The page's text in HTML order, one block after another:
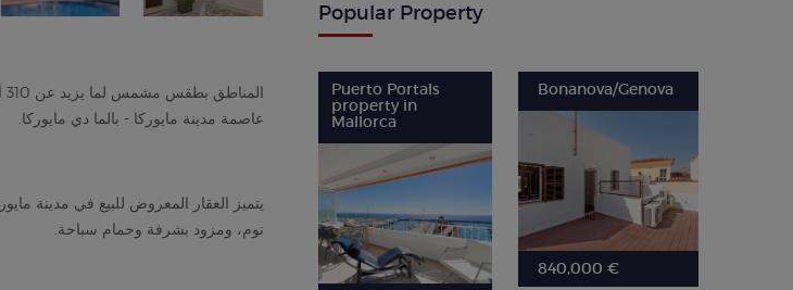
عاصمة مدينة مايوركا - بالما دي مايوركا.
نوم، ومزود بشرفة وحمام سباحة.
Popular Property
Puerto Portals
property in
Mallorca
Bonanova/Genova
840,000 €